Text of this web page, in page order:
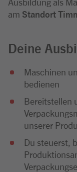
am Standort
Deine
Maschinen
bedienen
Bereitstellen
unserer
Du steuerst,